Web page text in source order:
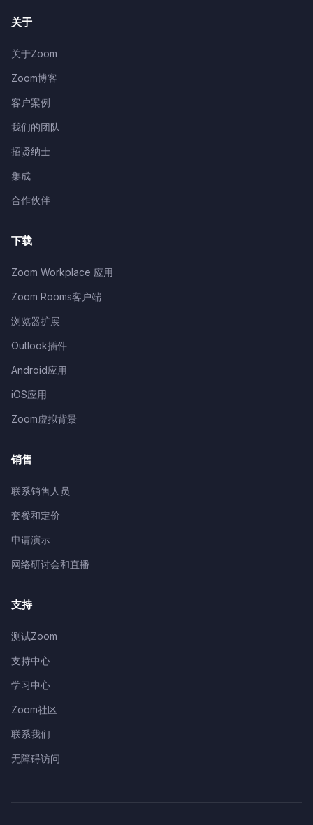
关于
关于Zoom
Zoom博客
客户案例
我们的团队
招贤纳士
集成
合作伙伴
下载
Zoom Workplace 应用
Zoom Rooms客户端
浏览器扩展
Outlook插件
Android应用
iOS应用
Zoom虚拟背景
销售
联系销售人员
套餐和定价
申请演示
网络研讨会和直播
支持
测试Zoom
支持中心
学习中心
Zoom社区
联系我们
无障碍访问